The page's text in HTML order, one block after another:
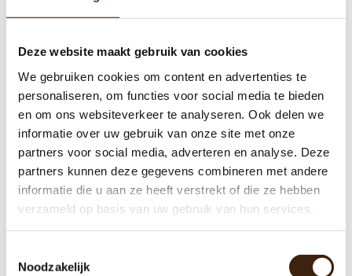
Deze website maakt gebruik van cookies
We gebruiken cookies om content en advertenties te
personaliseren, om functies voor social media te bieden
en om ons websiteverkeer te analyseren. Ook delen we
informatie over uw gebruik van onze site met onze
partners voor social media, adverteren en analyse. Deze
partners kunnen deze gegevens combineren met andere
informatie die u aan ze heeft verstrekt of die ze hebben
verzameld op basis van uw gebruik van hun services.
Noodzakelijk
Machine Onderdelen
Werkplaats
3 maanden garantie op gereviseerde machines